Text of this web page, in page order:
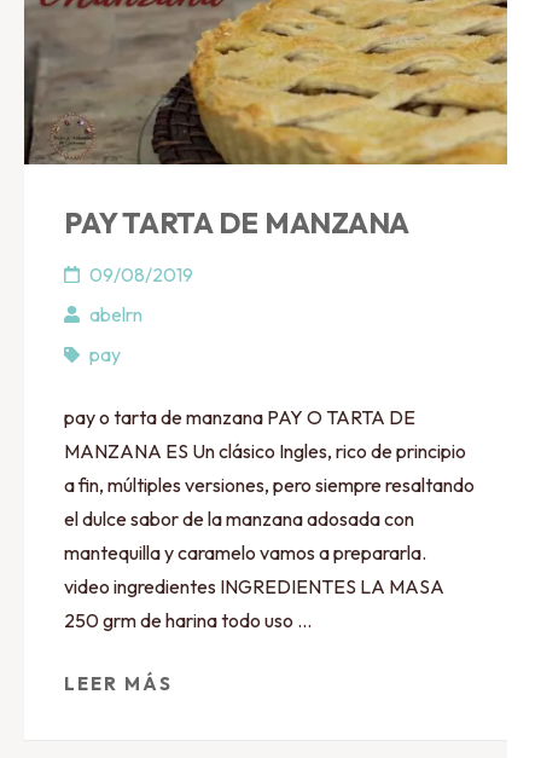
PAY TARTA DE MANZANA
09/08/2019
abelrn
pay
pay o tarta de manzana PAY O TARTA DE
MANZANA ES Un clásico Ingles, rico de principio
a fin, múltiples versiones, pero siempre resaltando
el dulce sabor de la manzana adosada con
mantequilla y caramelo vamos a prepararla.
video ingredientes INGREDIENTES LA MASA
250 grm de harina todo uso …
LEER MÁS